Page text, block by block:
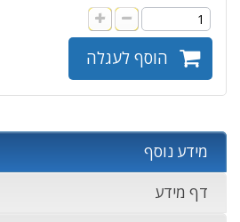
הוסף לעגלה
מידע נוסף
דף מידע